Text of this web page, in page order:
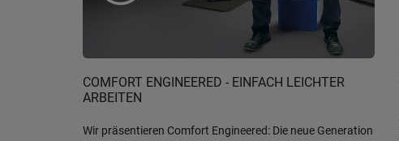
COMFORT ENGINEERED - EINFACH LEICHTER
ARBEITEN
Wir präsentieren Comfort Engineered: Die neue Generation